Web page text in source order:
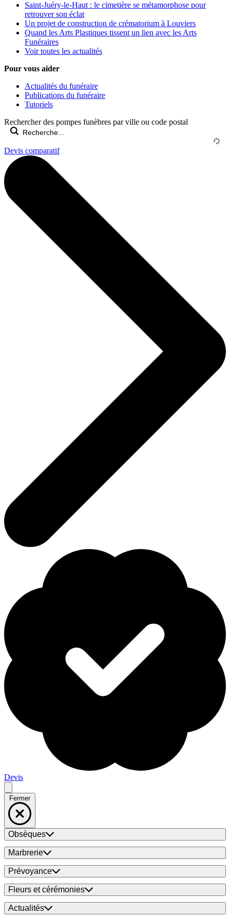
Saint-Juéry-le-Haut : le cimetière se métamorphose pour
retrouver son éclat
Un projet de construction de crématorium à Louviers
Quand les Arts Plastiques tissent un lien avec les Arts
Funéraires
Voir toutes les actualités
Pour vous aider
Actualités du funéraire
Publications du funéraire
Tutoriels
Rechercher des pompes funèbres par ville ou code postal
Devis comparatif
Devis
Fermer
Obsèques
Marbrerie
Prévoyance
Fleurs et cérémonies
Actualités